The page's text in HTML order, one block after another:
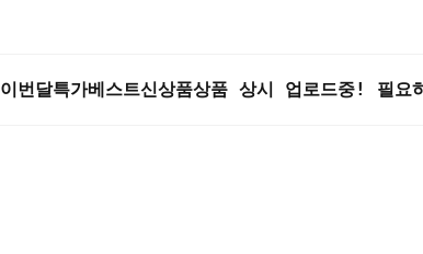
이번달특가베스트신상품상품 상시 업로드중! 필요